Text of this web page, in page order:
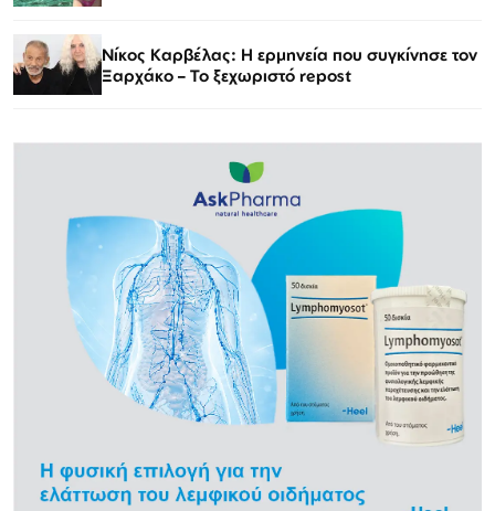
Νίκος Καρβέλας: Η ερμηνεία που συγκίνησε τον
Ξαρχάκο – Το ξεχωριστό repost